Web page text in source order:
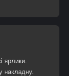
ярлики.
накладну.